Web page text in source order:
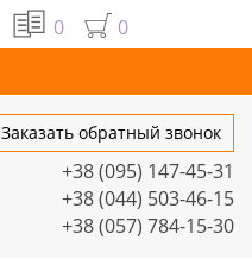
0 0
Заказать обратный звонок
+38 (095) 147-45-31
+38 (044) 503-46-15
+38 (057) 784-15-30